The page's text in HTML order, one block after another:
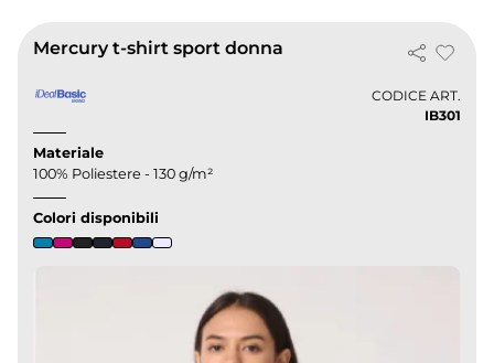
Mercury t-shirt sport donna
CODICE ART.
IB301
Materiale
100% Poliestere - 130 g/m²
Colori disponibili